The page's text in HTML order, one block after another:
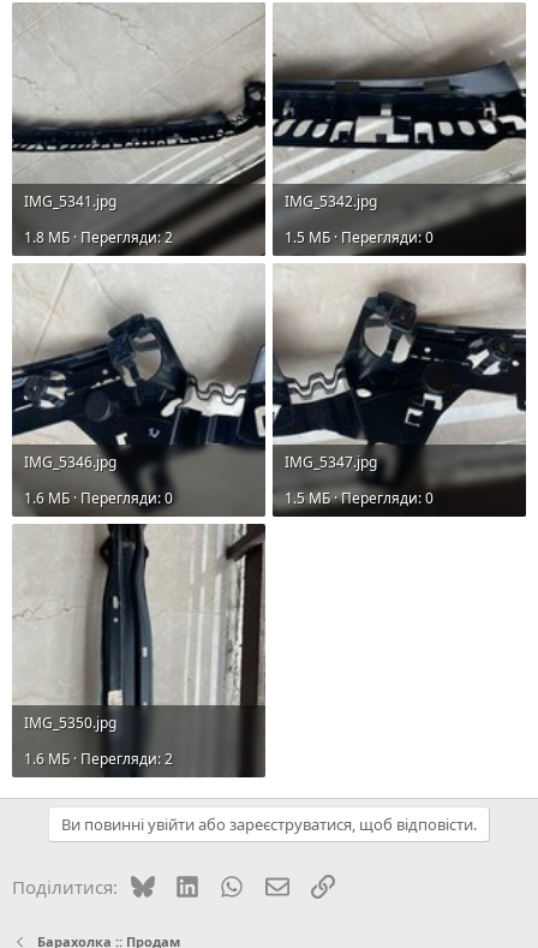
IMG_5341.jpg
1.8 MБ · Перегляди: 2
IMG_5342.jpg
1.5 MБ · Перегляди: 0
IMG_5346.jpg
1.6 MБ · Перегляди: 0
IMG_5347.jpg
1.5 MБ · Перегляди: 0
IMG_5350.jpg
1.6 MБ · Перегляди: 2
Ви повинні увійти або зареєструватися, щоб відповісти.
Поділитися: BlueskyLinkedInWhatsApp
E-mailПосилання
Барахолка :: Продам